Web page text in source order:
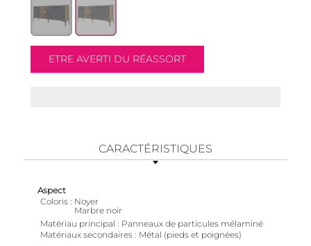
CARACTÉRISTIQUES
Aspect
Coloris
Noyer
Marbre noir
Matériau principal
Panneaux de particules mélaminé
Matériaux secondaires
Métal (pieds et poignées)